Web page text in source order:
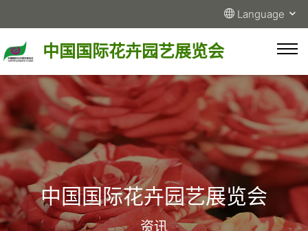
Language
中国国际花卉园艺展览会
中国国际花卉园艺展览会
资讯